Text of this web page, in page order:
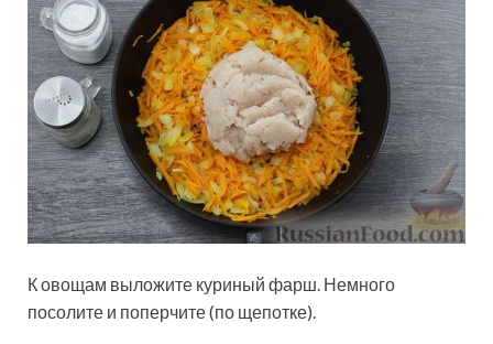
К овощам выложите куриный фарш. Немного
посолите и поперчите (по щепотке).